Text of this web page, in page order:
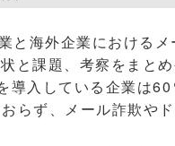
海外企業におけるメ
と課題、考察をまとめ
入している企業は
らず、メール詐欺や